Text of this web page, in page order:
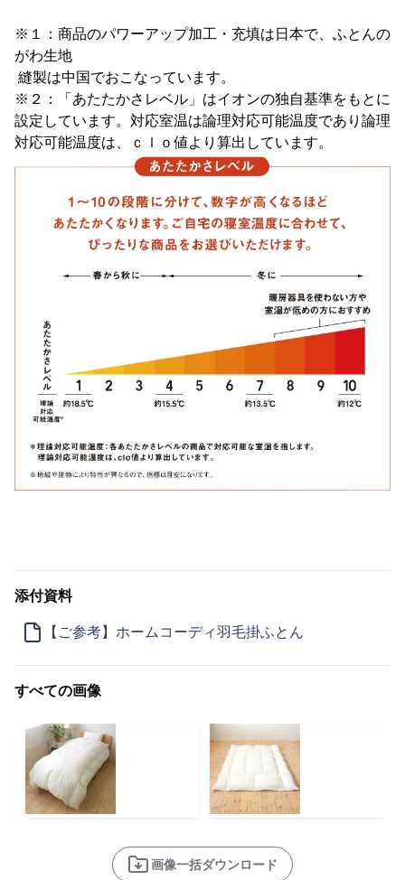
※１：商品のパワーアップ加工・充填は日本で、ふとんの
がわ生地
縫製は中国でおこなっています。
※２：「あたたかさレベル」はイオンの独自基準をもとに
設定しています。対応室温は論理対応可能温度であり論理
対応可能温度は、ｃｌｏ値より算出しています。
添付資料
【ご参考】ホームコーディ羽毛掛ふとん
すべての画像
画像一括ダウンロード